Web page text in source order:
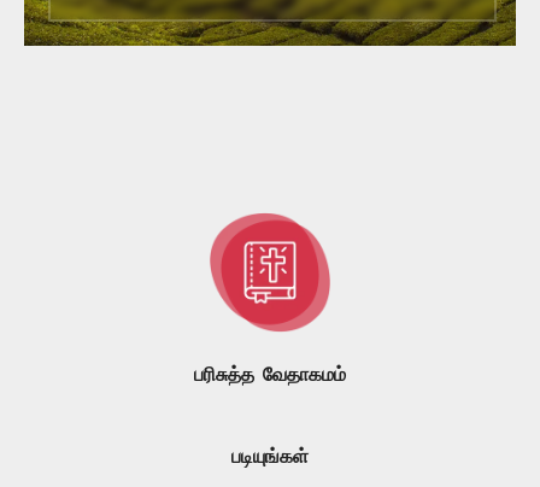
பரிசுத்த வேதாகமம்
படியுங்கள்